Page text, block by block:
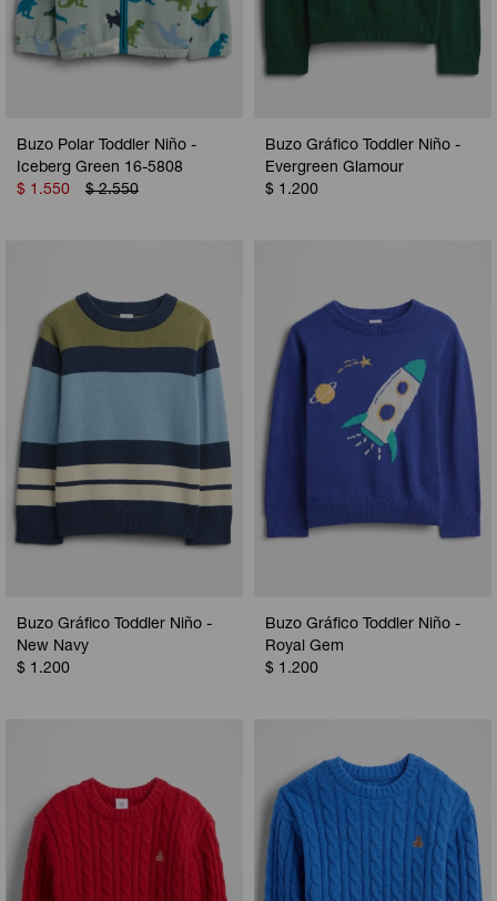
Buzo Polar Toddler Niño -
Iceberg Green 16-5808
$ 1.550 $ 2.550
Buzo Gráfico Toddler Niño -
Evergreen Glamour
$ 1.200
Buzo Gráfico Toddler Niño -
New Navy
$ 1.200
Buzo Gráfico Toddler Niño -
Royal Gem
$ 1.200